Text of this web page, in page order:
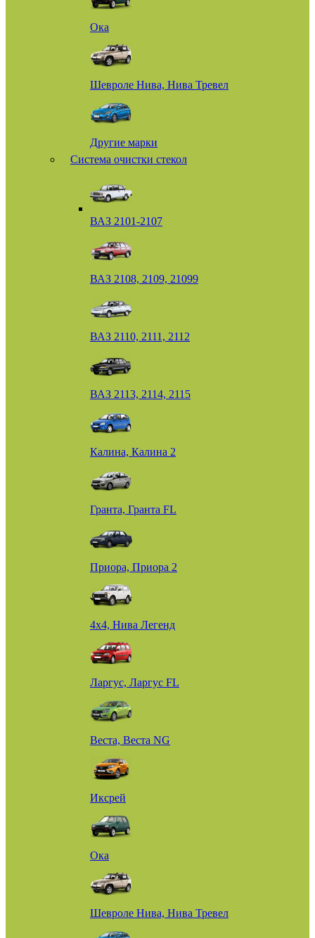
Ока
Шевроле Нива, Нива Тревел
Другие марки
Система очистки стекол
ВАЗ 2101-2107
ВАЗ 2108, 2109, 21099
ВАЗ 2110, 2111, 2112
ВАЗ 2113, 2114, 2115
Калина, Калина 2
Гранта, Гранта FL
Приора, Приора 2
4х4, Нива Легенд
Ларгус, Ларгус FL
Веста, Веста NG
Иксрей
Ока
Шевроле Нива, Нива Тревел